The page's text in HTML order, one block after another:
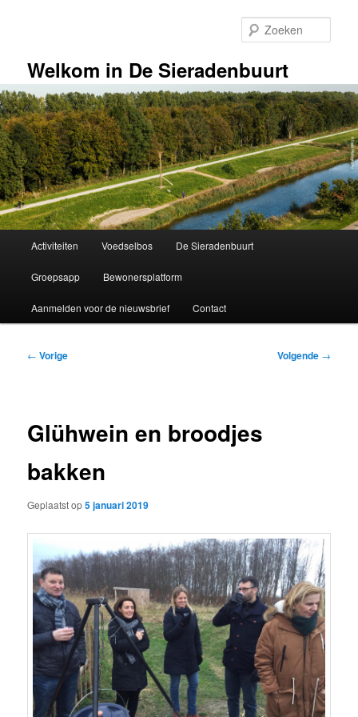
inhoudWelkom in De Sieradenbuurt
Activiteiten Voedselbos De Sieradenbuurt
Groepsapp Bewonersplatform
Aanmelden voor de nieuwsbrief Contact
Bericht
← Vorige Volgende →
Glühwein en broodjes
bakken
Geplaatst op5 januari 2019